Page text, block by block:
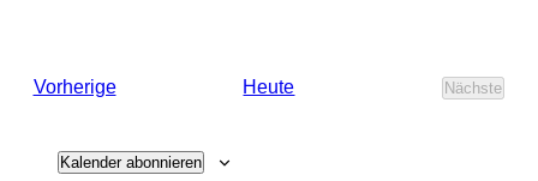
VorherigeVeranstaltungenHeute
Nächste
Kalender abonnieren